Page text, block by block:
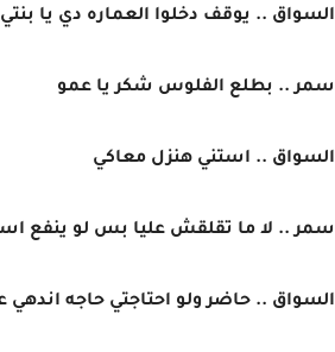
السواق .. يوقف دخلوا العماره دي يا بنتي
سمر .. بطلع الفلوس شكر يا عمو
السواق .. استني هنزل معاكي
سمر .. لا ما تقلقش عليا بس لو ينفع
السواق .. حاضر ولو احتاجتي حاجه اندهي